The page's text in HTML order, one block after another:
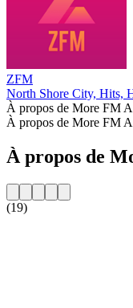
ZFM
North Shore City, Hits,
À propos de More FM
À propos de More FM
À propos de
(19)